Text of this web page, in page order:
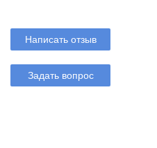
Написать отзыв
Задать вопрос